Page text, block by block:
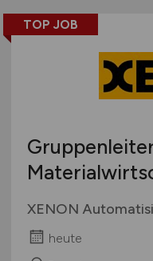
TOP JOB
XENON
heute